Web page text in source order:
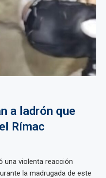
a ladrón que
Rímac
una violenta reacción
la madrugada de este